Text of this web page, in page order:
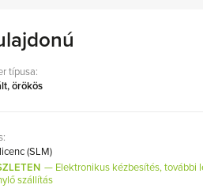
típusa:
örökös
(SLM)
Elektronikus kézbesítés, további
szállítás